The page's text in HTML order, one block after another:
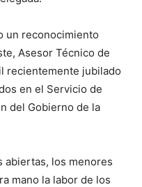
un reconocimiento
Asesor Técnico de
recientemente jubilado
en el Servicio de
del Gobierno de la
abiertas, los menores
mano la labor de los